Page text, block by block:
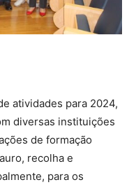
atividades para 2024,
diversas instituições
de formação
recolha e
para os